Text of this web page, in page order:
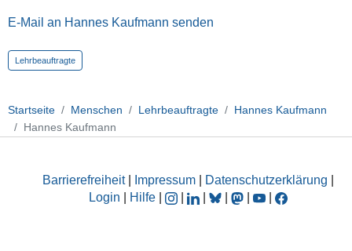
E-Mail an Hannes Kaufmann senden
Lehrbeauftragte
Startseite Menschen Lehrbeauftragte
Hannes Kaufmann
Hannes Kaufmann
Barrierefreiheit| Impressum Datenschutzerklärung
Login
Hilfe